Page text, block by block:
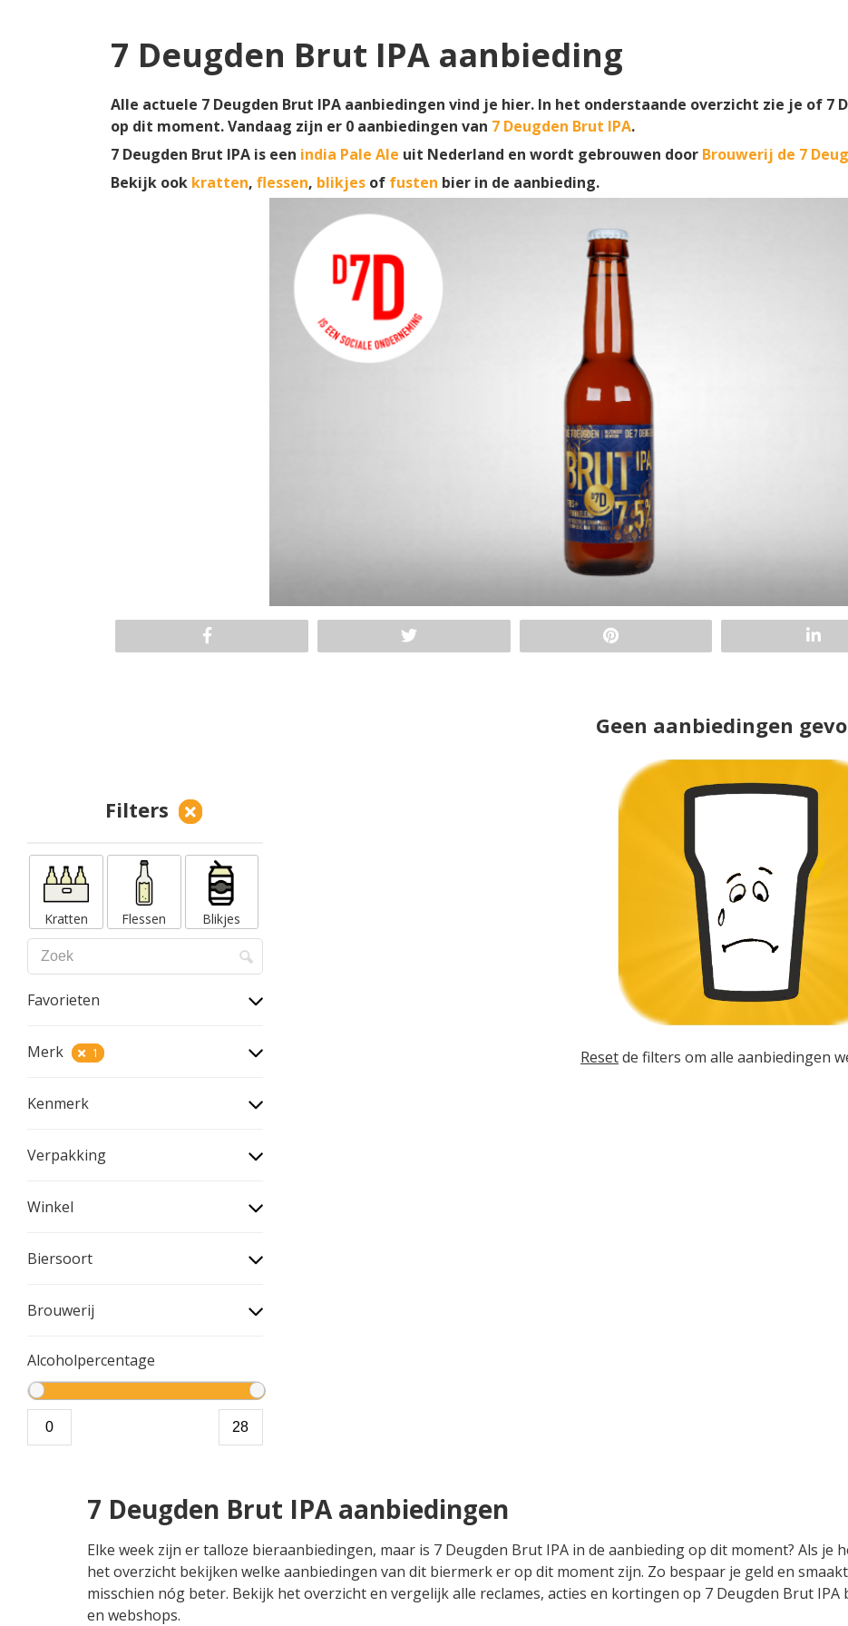
7 Deugden Brut IPA aanbieding
Alle actuele 7 Deugden Brut IPA aanbiedingen vind je hier. In het onderstaande overzicht zie je of 7
op dit moment. Vandaag zijn er 0 aanbiedingen van 7 Deugden Brut IPA.
7 Deugden Brut IPA is een india Pale Ale uit Nederland en wordt gebrouwen door Brouwerij de 7
Bekijk ook kratten, flessen, blikjes of fusten bier in de aanbieding.
Filters
Kratten Flessen Blikjes
Favorieten
Merk 1
Kenmerk
Verpakking
Winkel
Biersoort
Brouwerij
Alcoholpercentage
Geen aanbiedingen
Resetde filters om alle aanbiedingen
7 Deugden Brut IPA aanbiedingen
Elke week zijn er talloze bieraanbiedingen, maar is 7 Deugden Brut IPA in de aanbieding op dit moment? Als je
het overzicht bekijken welke aanbiedingen van dit biermerk er op dit moment zijn. Zo bespaar je geld en
misschien nóg beter. Bekijk het overzicht en vergelijk alle reclames, acties en kortingen op 7 Deugden Brut
en webshops.